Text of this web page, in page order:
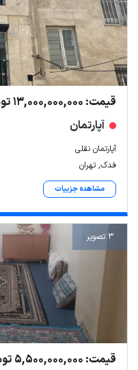
قیمت: 13,000,000,000 تومان
آپارتمان
آپارتمان نقلی
فدک, تهران
مشاهده جزییات
3 تصویر
قیمت: 5,500,000,000 تومان